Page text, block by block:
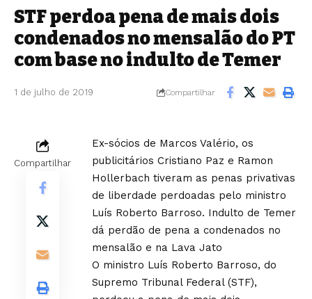
STF perdoa pena de mais dois
condenados no mensalão do PT
com base no indulto de Temer
1 de julho de 2019 Compartilhar
Compartilhar
Ex-sócios de Marcos Valério, os
publicitários Cristiano Paz e Ramon
Hollerbach tiveram as penas privativas
de liberdade perdoadas pelo ministro
Luís Roberto Barroso. Indulto de Temer
dá perdão de pena a condenados no
mensalão e na Lava Jato
O ministro Luís Roberto Barroso, do
Supremo Tribunal Federal (STF),